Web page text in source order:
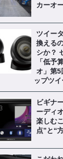
カーオ
ツイー
換える
シか？
「低予
オ」第5
ップツ
ビギナ
ーディ
楽しむ
点”と“